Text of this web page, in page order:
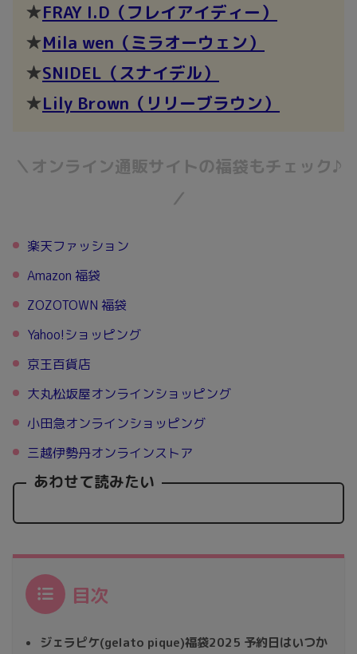
★FRAY I.D（フレイアイディー）
★Mila wen （ミラオーウェン）
★SNIDEL （スナイデル）
★Lily Brown （ リリーブラウン）
＼オンライン通販サイトの福袋もチェック♪
／
楽天ファッション
Amazon 福袋
ZOZOTOWN 福袋
Yahoo!ショッピング
京王百貨店
大丸松坂屋オンラインショッピング
小田急オンラインショッピング
三越伊勢丹オンラインストア
あわせて読みたい
目次
ジェラピケ(gelato pique)福袋2025 予約日はいつか